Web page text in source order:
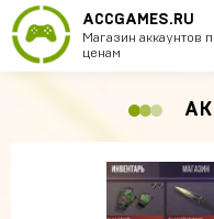
ACCGAMES.RU
Магазин аккаунтов
ценам